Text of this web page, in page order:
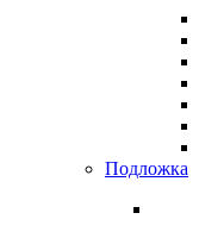
Подложка